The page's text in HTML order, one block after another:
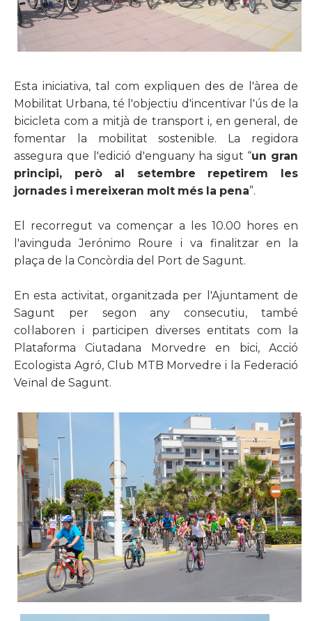
Esta iniciativa, tal com expliquen des de l'àrea de
Mobilitat Urbana, té l'objectiu d'incentivar l'ús de la
bicicleta com a mitjà de transport i, en general, de
fomentar la mobilitat sostenible. La regidora
assegura que l'edició d'enguany ha sigut “un gran
principi, però al setembre repetirem les
jornades i mereixeran molt més la pena”.
El recorregut va començar a les 10.00 hores en
l'avinguda Jerónimo Roure i va finalitzar en la
plaça de la Concòrdia del Port de Sagunt.
En esta activitat, organitzada per l'Ajuntament de
Sagunt per segon any consecutiu, també
col·laboren i participen diverses entitats com la
Plataforma Ciutadana Morvedre en bici, Acció
Ecologista Agró, Club MTB Morvedre i la Federació
Veïnal de Sagunt.